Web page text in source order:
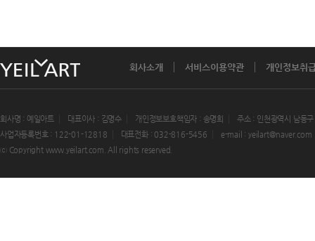
회사소개 서비스이용약관 개인정보취
회사명 : 예일아트 대표이사 : 김명수 개인정보보호책임자 : 송명희
주소 : 인천광역시 남동
사업자등록번호 : 122-01-12818
대표전화 : 032-816-5456
e-mail : yeilart@naver.com
ⓒ Copyright www.yeilart.com. All rights reserved.